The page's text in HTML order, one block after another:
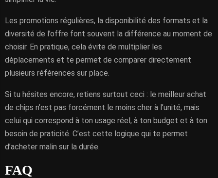
Les promotions régulières, la disponibilité des formats et la
diversité de l’offre font souvent la différence au moment de
choisir. En pratique, cela évite de multiplier les
déplacements et te permet de comparer directement
plusieurs références sur place.
Si tu hésites encore, retiens surtout ceci : le meilleur achat
de chips n’est pas forcément le moins cher à l’unité, mais
celui qui correspond à ton usage réel, à ton budget et à ton
besoin de praticité. C’est cette logique qui te permet
d’acheter malin sur la durée.
FAQ